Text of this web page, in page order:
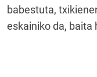
babestuta,
eskainiko da, baita